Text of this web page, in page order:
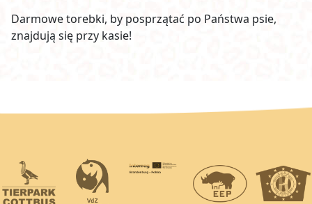
Darmowe torebki, by posprzątać po Państwa psie,
znajdują się przy kasie!